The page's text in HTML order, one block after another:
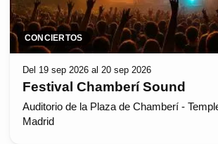
CONCIERTOS
Del 19 sep 2026 al 20 sep 2026
Festival Chamberí Sound
Auditorio de la Plaza de Chamberí -
Madrid